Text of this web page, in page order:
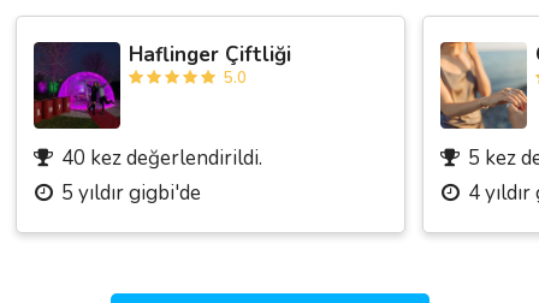
Haflinger Çiftliği
5.0
40 kez değerlendirildi.
5 yıldır gigbi'de
5 kez
4